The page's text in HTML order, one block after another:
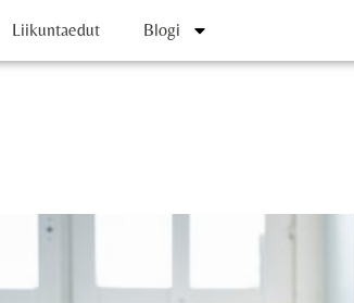
Liikuntaedut Blogi